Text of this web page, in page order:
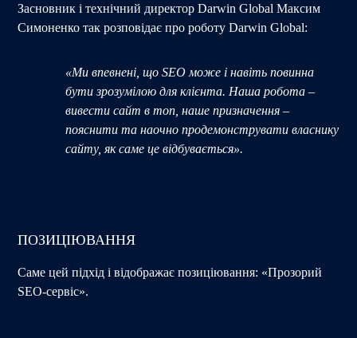
Засновник і технічний директор Darwin Global Максим
Симоненко так розповідає про роботу Darwin Global:
«Ми впевнені, що SEO може і навіть повинна
бути зрозумілою для клієнта. Наша робота –
вивести сайт в топ, наше призначення –
пояснити та наочно продемонструвати власнику
сайту, як саме це відбувається».
ПОЗИЦІЮВАННЯ
Саме цей підхід і відображає позиціювання: «Прозорий
SEO-сервіс».